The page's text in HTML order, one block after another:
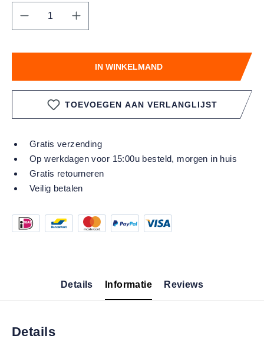
Producthoeveelheid: Voer de gewenste
IN WINKELMAND
TOEVOEGEN AAN VERLANGLIJST
Gratis verzending
Op werkdagen voor 15:00u besteld, morgen in huis
Gratis retourneren
Veilig betalen
Details Informatie Reviews
Details